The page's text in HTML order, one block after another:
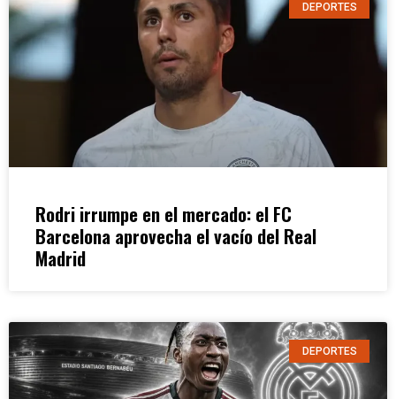
DEPORTES
Rodri irrumpe en el mercado: el FC
Barcelona aprovecha el vacío del Real
Madrid
DEPORTES